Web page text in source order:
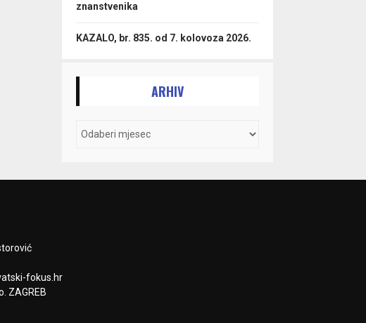
znanstvenika
KAZALO, br. 835. od 7. kolovoza 2026.
ARHIV
fokus.hr
ZAGREB